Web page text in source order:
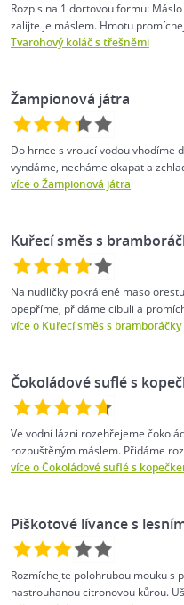
Rozpis na 1 dortovou formu:
zalijte je máslem. Hmotu
Tvarohový koláč s třešněmi
Žampionová játra
Do hrnce s vroucí vodou vhodíme
vyndáme, necháme okapat a
více o Žampionová játra
Kuřecí směs s
Na nudličky pokrájené maso
opepříme, přidáme cibuli a
více o Kuřecí směs s bramboráčky
Čokoládové suflé s
Ve vodní lázni rozehřejeme
rozpuštěným máslem. Přidáme
více o Čokoládové suflé s
Piškotové lívance s
Rozmíchejte polohrubou mouku s
nastrouhanou citronovou kůrou.